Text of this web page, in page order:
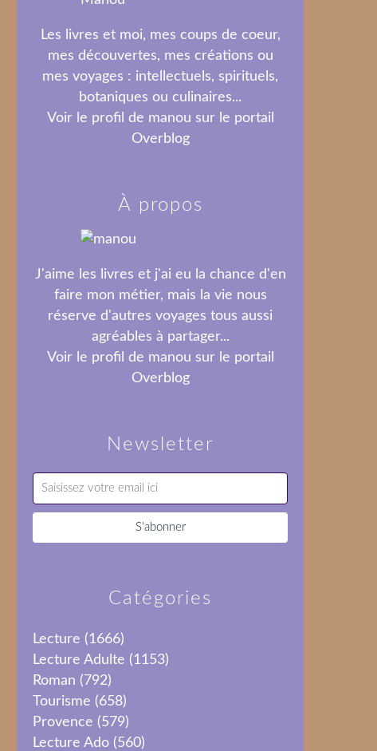
Newsletter
Catégories
Lecture (1666)
Lecture Adulte (1153)
Roman (792)
Tourisme (658)
Provence (579)
Lecture Ado (560)
Les livres et moi, mes coups de coeur,
mes découvertes, mes créations ou
mes voyages : intellectuels, spirituels,
botaniques ou culinaires...
Voir le profil de manou sur le portail
Overblog
À propos
J'aime les livres et j'ai eu la chance d'en
faire mon métier, mais la vie nous
réserve d'autres voyages tous aussi
agréables à partager...
Voir le profil de manou sur le portail
Overblog